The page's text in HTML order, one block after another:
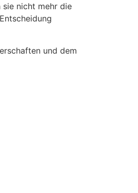
nicht mehr die
und dem